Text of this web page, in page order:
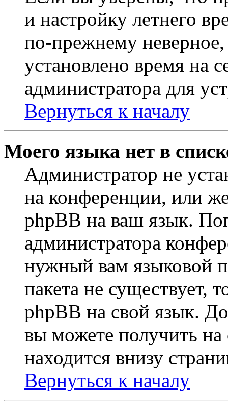
и настройку летнего
по-прежнему неверное,
установлено время на
администратора для
Вернуться к началу
Моего языка нет в
Администратор не
на конференции, или
phpBB на ваш язык.
администратора
нужный вам языковой
пакета не существует,
phpBB на свой язык.
вы можете получить на
находится внизу
Вернуться к началу